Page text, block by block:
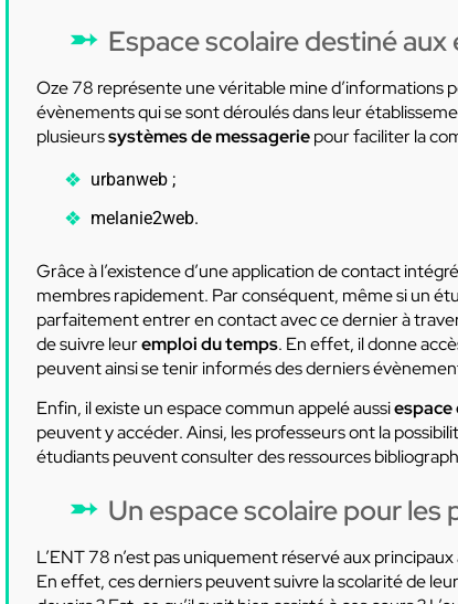
Espace scolaire destiné aux
Oze 78 représente une véritable mine d’informations
évènements qui se sont déroulés dans leur
plusieurssystèmes de messageriepour faciliter la
urbanweb ;
melanie2web.
Grâce à l’existence d’une application de contact
membres rapidement. Par conséquent, même si un
parfaitement entrer en contact avec ce dernier à
de suivre leuremploi du temps. En effet, il donne
peuvent ainsi se tenir informés des derniers
Enfin, il existe un espace commun appelé aussi
peuvent y accéder. Ainsi, les professeurs ont la
étudiants peuvent consulter des ressources
Un espace scolaire pour les
L’ENT 78 n’est pas uniquement réservé aux
En effet, ces derniers peuvent suivre la scolarité de